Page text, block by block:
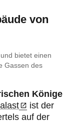
von
bietet einen
Gassen des
Könige
ist der
auf der